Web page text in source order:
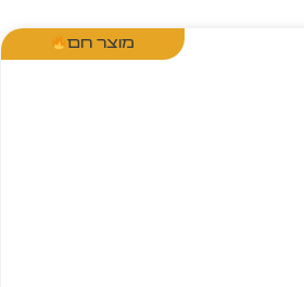
מוצר חם